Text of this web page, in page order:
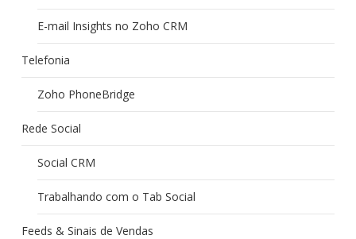
E-mail Insights no Zoho CRM
Telefonia
Zoho PhoneBridge
Rede Social
Social CRM
Trabalhando com o Tab Social
Feeds & Sinais de Vendas